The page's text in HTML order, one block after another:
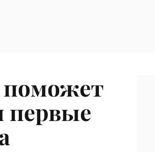
поможет
первые